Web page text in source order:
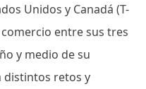
Unidos y Canadá (T-
entre sus tres
y medio de su
distintos retos y